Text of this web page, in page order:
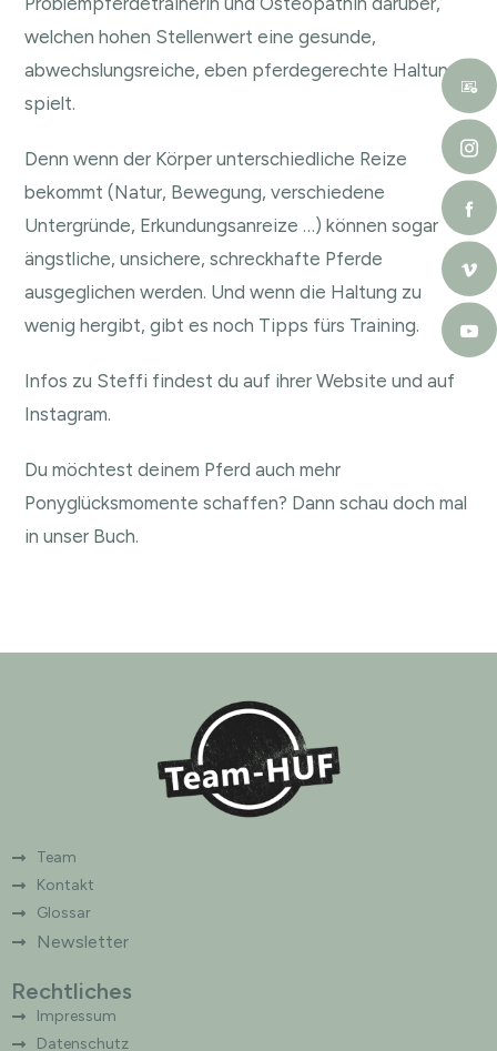
welchen hohen Stellenwert eine gesunde,
abwechslungsreiche, eben pferdegerechte Haltung
spielt.
Denn wenn der Körper unterschiedliche Reize
bekommt (Natur, Bewegung, verschiedene
Untergründe, Erkundungsanreize …) können sogar
ängstliche, unsichere, schreckhafte Pferde
ausgeglichen werden. Und wenn die Haltung zu
wenig hergibt, gibt es noch Tipps fürs Training.
Infos zu Steffi findest du auf ihrerWebsite und auf
Instagram.
Du möchtest deinem Pferd auch mehr
Ponyglücksmomente schaffen? Dann schau doch mal
in unser Buch.
Team
Kontakt
Glossar
Newsletter
Rechtliches
Impressum
Datenschutz